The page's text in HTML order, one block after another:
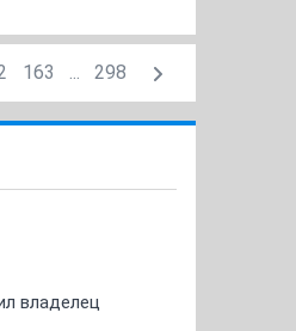
163 ... 298
владелец